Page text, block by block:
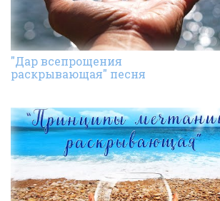
"Дар всепрощения
раскрывающая" песня